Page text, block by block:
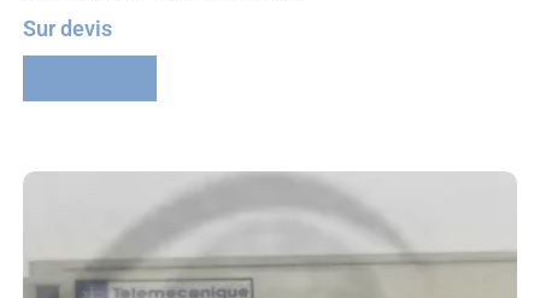
Sur devis